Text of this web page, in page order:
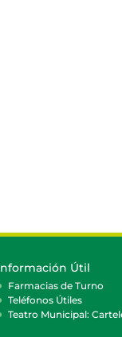
Útil
Farmacias de Turno
Teléfonos Útiles
Teatro Municipal: